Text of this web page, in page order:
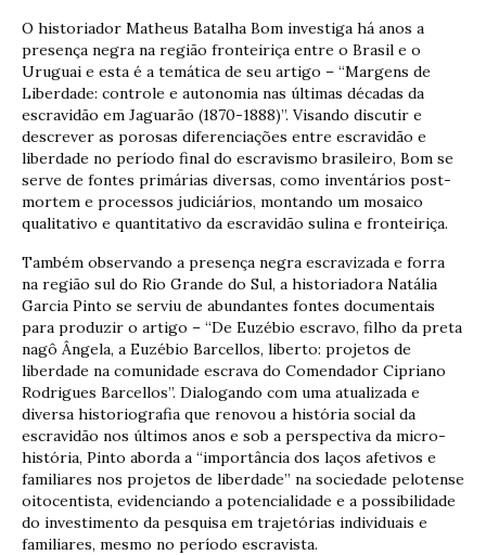
O historiador Matheus Batalha Bom investiga há anos a
presença negra na região fronteiriça entre o Brasil e o
Uruguai e esta é a temática de seu artigo – “Margens de
Liberdade: controle e autonomia nas últimas décadas da
escravidão em Jaguarão (1870-1888)”. Visando discutir e
descrever as porosas diferenciações entre escravidão e
liberdade no período final do escravismo brasileiro, Bom se
serve de fontes primárias diversas, como inventários post-
mortem e processos judiciários, montando um mosaico
qualitativo e quantitativo da escravidão sulina e fronteiriça.
Também observando a presença negra escravizada e forra
na região sul do Rio Grande do Sul, a historiadora Natália
Garcia Pinto se serviu de abundantes fontes documentais
para produzir o artigo – “De Euzébio escravo, filho da preta
nagô Ângela, a Euzébio Barcellos, liberto: projetos de
liberdade na comunidade escrava do Comendador Cipriano
Rodrigues Barcellos”. Dialogando com uma atualizada e
diversa historiografia que renovou a história social da
escravidão nos últimos anos e sob a perspectiva da micro-
história, Pinto aborda a “importância dos laços afetivos e
familiares nos projetos de liberdade” na sociedade pelotense
oitocentista, evidenciando a potencialidade e a possibilidade
do investimento da pesquisa em trajetórias individuais e
familiares, mesmo no período escravista.